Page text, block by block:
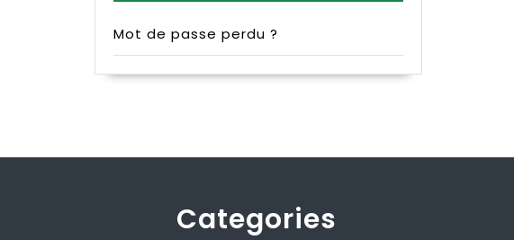
Mot de passe perdu ?
Categories